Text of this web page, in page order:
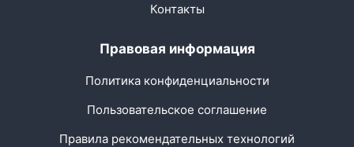
Контакты
Правовая информация
Политика конфиденциальности
Пользовательское соглашение
Правила рекомендательных технологий